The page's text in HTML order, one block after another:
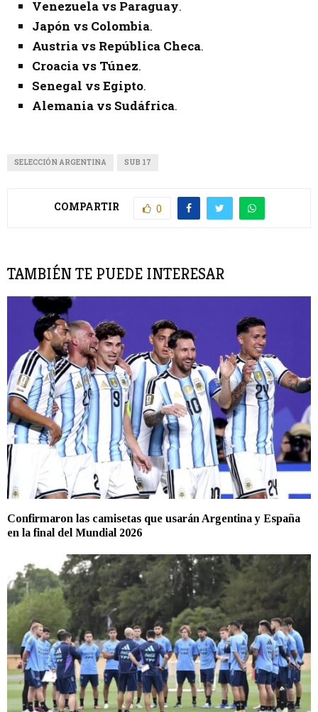
Venezuela vs Paraguay.
Japón vs Colombia.
Austria vs República Checa.
Croacia vs Túnez.
Senegal vs Egipto.
Alemania vs Sudáfrica.
SELECCIÓN ARGENTINA SUB 17
COMPARTIR 0
TAMBIÉN TE PUEDE INTERESAR
Confirmaron las camisetas que usarán Argentina y España
en la final del Mundial 2026